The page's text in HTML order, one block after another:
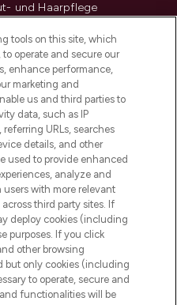
und Haarpflege
Shoppe online
mit kostenloser
von 30€.
My Personal
tools on this site, which
operate and secure our
enhance performance,
marketing and
us and third parties to
data, such as IP
URLs, searches
details, and other
used to provide enhanced
analyze and
with more relevant
third party sites. If
deploy cookies (including
purposes. If you click
other browsing
but only cookies (including
to operate, secure and
functionalities will be